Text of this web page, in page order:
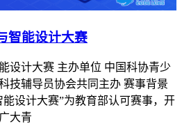
智能设计大赛
设计大赛 主办单位 中国科协青少
技辅导员协会共同主办 赛事背景
设计大赛”为教育部认可赛事，开
大青